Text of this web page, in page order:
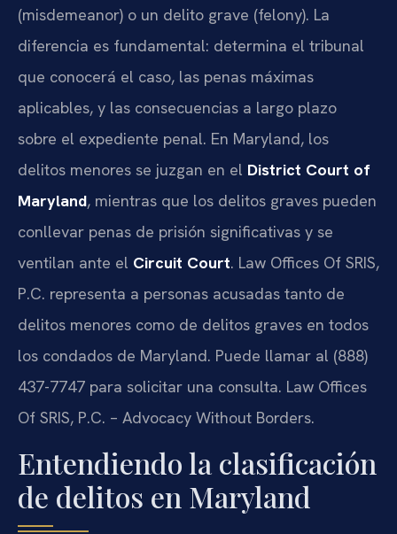
(misdemeanor) o un delito grave (felony). La
diferencia es fundamental: determina el tribunal
que conocerá el caso, las penas máximas
aplicables, y las consecuencias a largo plazo
sobre el expediente penal. En Maryland, los
delitos menores se juzgan en el District Court of
Maryland, mientras que los delitos graves pueden
conllevar penas de prisión significativas y se
ventilan ante el Circuit Court. Law Offices Of SRIS,
P.C. representa a personas acusadas tanto de
delitos menores como de delitos graves en todos
los condados de Maryland. Puede llamar al (888)
437-7747 para solicitar una consulta. Law Offices
Of SRIS, P.C. – Advocacy Without Borders.
Entendiendo la clasificación
de delitos en Maryland